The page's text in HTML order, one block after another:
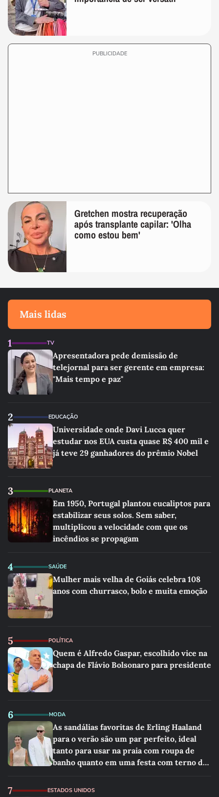
PUBLICIDADE
Gretchen mostra recuperação
após transplante capilar: 'Olha
como estou bem'
Mais lidas
1 TV
Apresentadora pede demissão de
telejornal para ser gerente em empresa:
"Mais tempo e paz"
2 EDUCAÇÃO
Universidade onde Davi Lucca quer
estudar nos EUA custa quase R$ 400 mil e
já teve 29 ganhadores do prêmio Nobel
3 PLANETA
Em 1950, Portugal plantou eucaliptos para
estabilizar seus solos. Sem saber,
multiplicou a velocidade com que os
incêndios se propagam
4 SAÚDE
Mulher mais velha de Goiás celebra 108
anos com churrasco, bolo e muita emoção
5 POLÍTICA
Quem é Alfredo Gaspar, escolhido vice na
chapa de Flávio Bolsonaro para presidente
6 MODA
As sandálias favoritas de Erling Haaland
para o verão são um par perfeito, ideal
tanto para usar na praia com roupa de
banho quanto em uma festa com terno de
7 ESTADOS UNIDOS